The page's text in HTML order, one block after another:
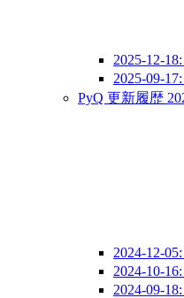
2025-12-
2025-09-
PyQ 更新履歴
2024-12-
2024-10-
2024-09-